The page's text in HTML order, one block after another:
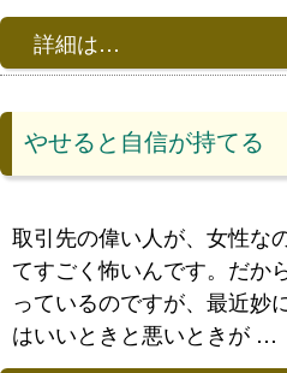
詳細は…
やせると自信が持てる
取引先の偉い人が、女性な
てすごく怖いんです。だか
っているのですが、最近妙
はいいときと悪いときが …